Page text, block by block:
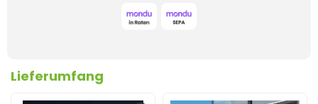
Lieferumfang